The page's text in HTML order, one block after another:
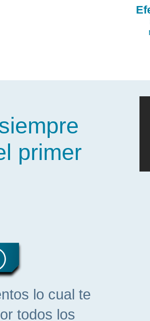
primer
lo cual te
todos los